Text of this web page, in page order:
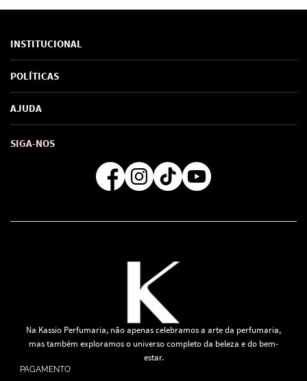
INSTITUCIONAL
Sobre Nós
Marcas
SAC de marcas
Como comprar
POLÍTICAS
Política de Privacidade
Troca e Devoluções
Formas de Pagamento
Regra de Frete Grátis
AJUDA
SIGA-NOS
Na Kassio Perfumaria, não apenas celebramos a arte da perfumaria,
mas também exploramos o universo completo da beleza e do bem-
estar.
PAGAMENTO